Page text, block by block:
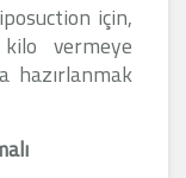
için,
vermeye
hazırlanmak